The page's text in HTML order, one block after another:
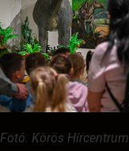
Fotó: Körös Hírcentrum